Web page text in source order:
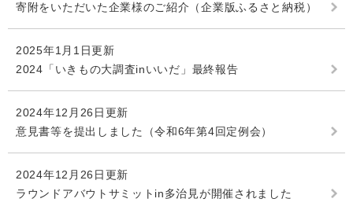
寄附をいただいた企業様のご紹介（企業版ふるさと納税）
2025年1月1日更新
2024「いきもの大調査inいいだ」最終報告
2024年12月26日更新
意見書等を提出しました（令和6年第4回定例会）
2024年12月26日更新
ラウンドアバウトサミットin多治見が開催されました